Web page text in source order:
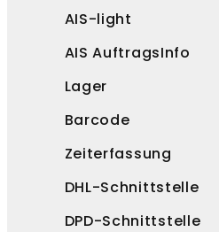
AIS-light
AIS AuftragsInfo
Lager
Barcode
Zeiterfassung
DHL-Schnittstelle
DPD-Schnittstelle